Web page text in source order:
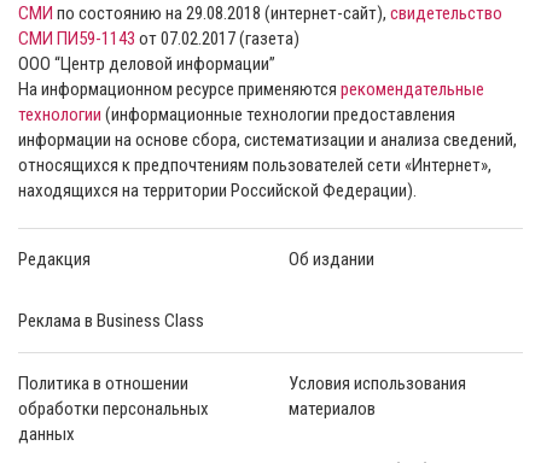
СМИ по состоянию на 29.08.2018 (интернет-сайт), свидетельство
СМИ ПИ59-1143 от 07.02.2017 (газета)
ООО “Центр деловой информации”
На информационном ресурсе применяются рекомендательные
технологии (информационные технологии предоставления
информации на основе сбора, систематизации и анализа сведений,
относящихся к предпочтениям пользователей сети «Интернет»,
находящихся на территории Российской Федерации).
Редакция Об издании
Реклама в Business Class
Политика в отношении
обработки персональных
данных
Условия использования
материалов